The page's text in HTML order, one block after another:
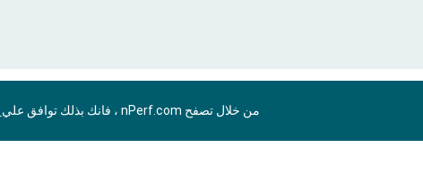
من خلال تصفح nPerf.com ، فانك بذلك توافق علي